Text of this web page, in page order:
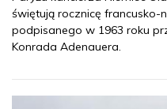
świętują rocznicę
podpisanego w 1963 roku
Konrada Adenauera.